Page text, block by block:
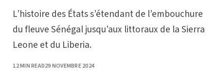
L’histoire des États s’étendant de l’embouchure
du fleuve Sénégal jusqu’aux littoraux de la Sierra
Leone et du Liberia.
12 MIN READPUBLISHED
29 NOVEMBRE 2024